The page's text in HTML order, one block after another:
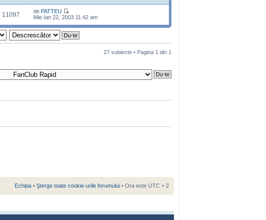
11097 de PATTEU
Mie Ian 22, 2003 11:42 am
27 subiecte • Pagina 1 din 1
Echipa • Şterge toate cookie-urile forumului • Ora este UTC + 2